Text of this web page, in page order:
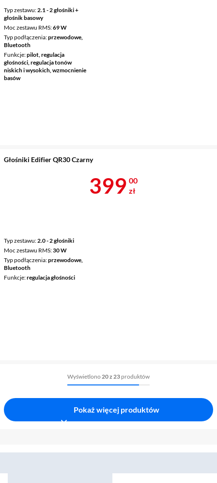
Typ zestawu 2.1 - 2 głośniki +
głośnik basowy
Moc zestawu RMS 69 W
Typ podłączenia przewodowe,
Bluetooth
Funkcje pilot, regulacja
głośności, regulacja tonów
niskich i wysokich, wzmocnienie
basów
Głośniki Edifier QR30 Czarny
Typ zestawu 2.0 - 2 głośniki
Moc zestawu RMS 30 W
Typ podłączenia przewodowe,
Bluetooth
Funkcje regulacja głośności
Cena 399 zł
399 00
zł
Wyświetlono 20 z 23 produktów
Pokaż więcej produktów